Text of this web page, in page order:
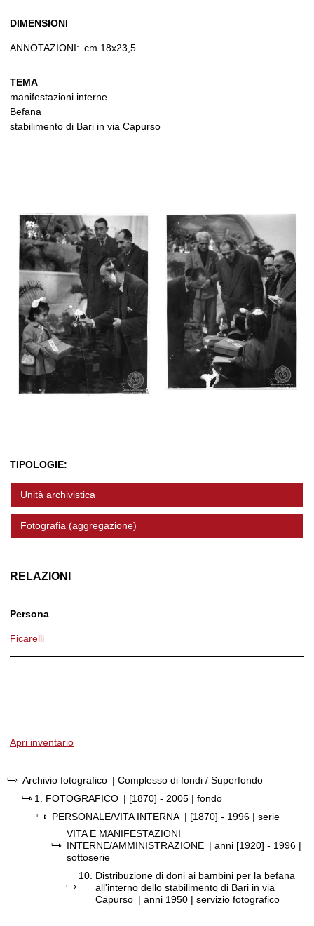
DIMENSIONI
ANNOTAZIONI: cm 18x23,5
TEMA
manifestazioni interne
Befana
stabilimento di Bari in via Capurso
TIPOLOGIE:
Unità archivistica
Fotografia (aggregazione)
RELAZIONI
Persona
Ficarelli
Apri inventario
Archivio fotografico | Complesso di fondi / Superfondo
1.
FOTOGRAFICO | [1870] - 2005 | fondo
PERSONALE/VITA INTERNA | [1870] - 1996 | serie
VITA E MANIFESTAZIONI
INTERNE/AMMINISTRAZIONE | anni [1920] - 1996 |
sottoserie
10. Distribuzione di doni ai bambini per la befana
all'interno dello stabilimento di Bari in via
Capurso | anni 1950 | servizio fotografico